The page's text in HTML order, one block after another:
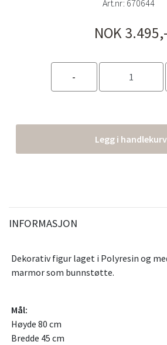
Art.nr: 670644
NOK 3.495,-
Legg i handlekurv
INFORMASJON
Dekorativ figur laget i Polyresin og
marmor som bunnstøtte.
Mål:
Høyde 80 cm
Bredde 45 cm